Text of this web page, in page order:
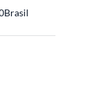
Brasil